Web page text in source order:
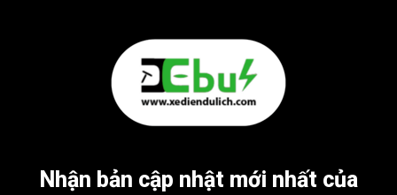
Nhận bản cập nhật mới nhất của